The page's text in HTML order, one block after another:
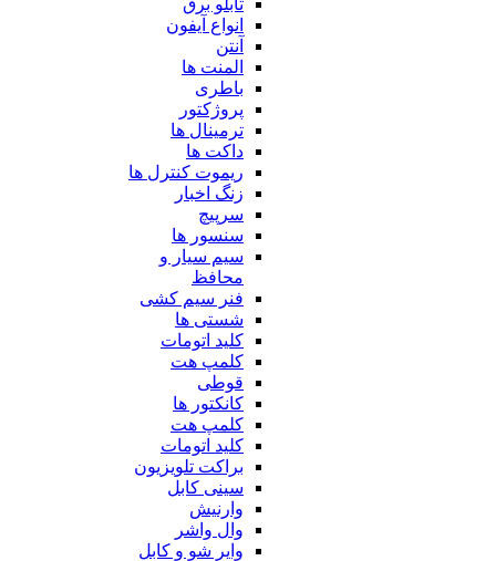
تابلو برق
انواع آیفون
آنتن
المنت ها
باطری
پروژکتور
ترمینال ها
داکت ها
ریموت کنترل ها
زنگ اخبار
سرپیچ
سنسور ها
سیم سیار و
محافظ
فنر سیم کشی
شستی ها
کلید اتومات
کلمپ هت
قوطی
کانکتور ها
کلمپ هت
کلید اتومات
براکت تلویزیون
سینی کابل
وارنیش
وال واشر
وایر شو و کابل